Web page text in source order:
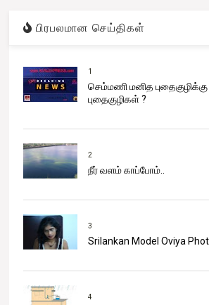
பிரபலமான செய்திகள்
1
செம்மணி மனித புதைகுழிக்கு
புதைகுழிகள் ?
2
நீர் வளம் காப்போம்..
3
Srilankan Model Oviya
4